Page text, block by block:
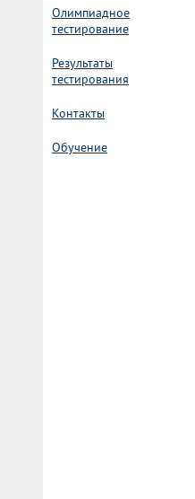
Олимпиадное
тестирование
Результаты
тестирования
Контакты
Обучение